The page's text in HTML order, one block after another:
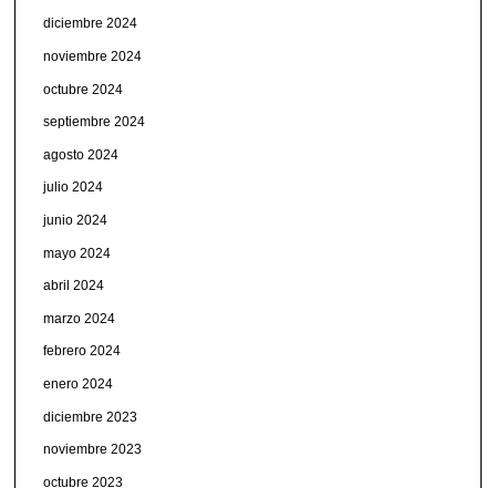
diciembre 2024
noviembre 2024
octubre 2024
septiembre 2024
agosto 2024
julio 2024
junio 2024
mayo 2024
abril 2024
marzo 2024
febrero 2024
enero 2024
diciembre 2023
noviembre 2023
octubre 2023